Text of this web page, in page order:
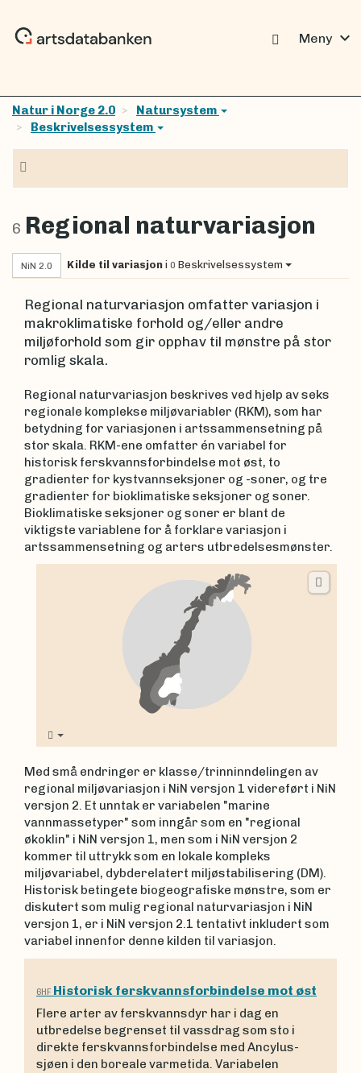
Meny expand_more
Natur i Norge 2.0
Natursystem
Beskrivelsessystem
6 Regional naturvariasjon
NiN 2.0 Kilde til variasjon i 0 Beskrivelsessystem
Regional naturvariasjon omfatter variasjon i
makroklimatiske forhold og/eller andre
miljøforhold som gir opphav til mønstre på stor
romlig skala.
Regional naturvariasjon beskrives ved hjelp av seks
regionale komplekse miljøvariabler (RKM), som har
betydning for variasjonen i artssammensetning på
stor skala. RKM-ene omfatter én variabel for
historisk ferskvannsforbindelse mot øst, to
gradienter for kystvannseksjoner og -soner, og tre
gradienter for bioklimatiske seksjoner og soner.
Bioklimatiske seksjoner og soner er blant de
viktigste variablene for å forklare variasjon i
artssammensetning og arters utbredelsesmønster.
Med små endringer er klasse/trinninndelingen av
regional miljøvariasjon i NiN versjon 1 videreført i NiN
versjon 2. Et unntak er variabelen "marine
vannmassetyper" som inngår som en "regional
økoklin" i NiN versjon 1, men som i NiN versjon 2
kommer til uttrykk som en lokale kompleks
miljøvariabel, dybderelatert miljøstabilisering (DM).
Historisk betingete biogeografiske mønstre, som er
diskutert som mulig regional naturvariasjon i NiN
versjon 1, er i NiN versjon 2.1 tentativt inkludert som
variabel innenfor denne kilden til variasjon.
6HF Historisk ferskvannsforbindelse mot øst
Flere arter av ferskvannsdyr har i dag en
utbredelse begrenset til vassdrag som sto i
direkte ferskvannsforbindelse med Ancylus-
sjøen i den boreale varmetida. Variabelen